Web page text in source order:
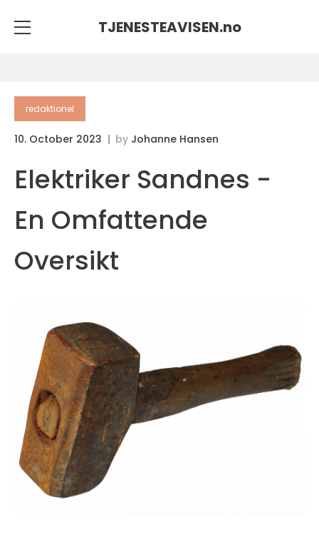
TJENESTEAVISEN.no
redaktionel
10. October 2023 by Johanne Hansen
Elektriker Sandnes -
En Omfattende
Oversikt